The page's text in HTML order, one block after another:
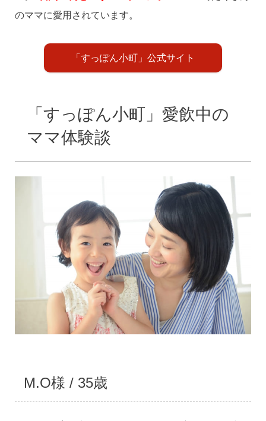
のママに愛用されています。
「すっぽん小町」公式サイト
「すっぽん小町」愛飲中の
ママ体験談
M.O様 / 35歳